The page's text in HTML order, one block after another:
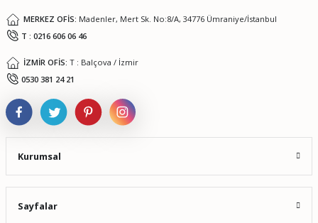
0,00 TL
MERKEZ OFİS: Madenler, Mert Sk. No:8/A, 34776 Ümraniye/İstanbul
T : 0216 606 06 46
İZMİR OFİS: T : Balçova / İzmir
0530 381 24 21
Kurumsal
Sayfalar